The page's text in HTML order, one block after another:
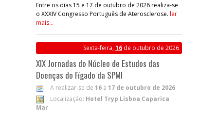
Entre os dias 15 e 17 de outubro de 2026 realiza-se
o XXXIV Congresso Português de Aterosclerose. ler
mais...
Sexta-feira,16 de outubro de 2026
XIX Jornadas do Núcleo de Estudos das
Doenças do Fígado da SPMI
A realizar-se de 16 a 17 de outubro de 2026
Localização: Hotel Tryp Lisboa Caparica
Mar